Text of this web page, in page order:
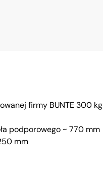
firmy BUNTE 300 kg
podporowego ~ 770 mm
mm